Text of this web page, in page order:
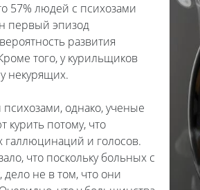
57% людей с психозами
первый эпизод
развития
того, у курильщиков
некурящих.
однако, ученые
потому, что
галлюцинаций и голосов.
что поскольку больных с
не в том, что они